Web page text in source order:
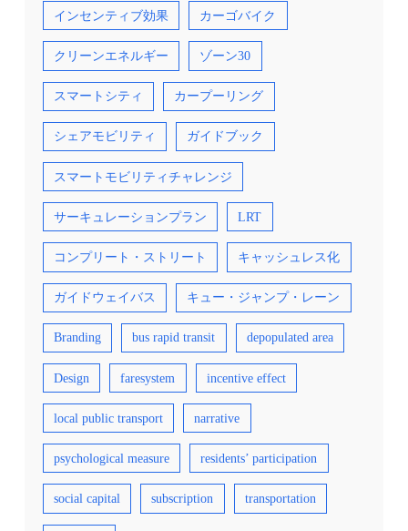
インセンティブ効果 カーゴバイク
クリーンエネルギー ゾーン30
スマートシティ カープーリング
シェアモビリティ ガイドブック
スマートモビリティチャレンジ
サーキュレーションプラン LRT
コンプリート・ストリート キャッシュレス化
ガイドウェイバス キュー・ジャンプ・レーン
Branding bus rapid transit depopulated area
Design faresystem incentive effect
local public transport narrative
psychological measure residents’ participation
social capital subscription transportation